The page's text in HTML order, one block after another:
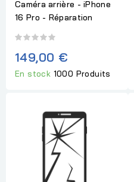
Caméra arrière - iPhone
16 Pro - Réparation
149,00 €
En stock 1000 Produits